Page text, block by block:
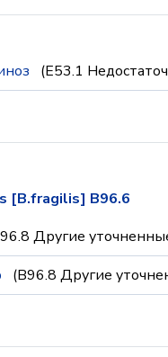
(E53.1
[B.fragilis] B96.6
Другие
(B96.8 Другие